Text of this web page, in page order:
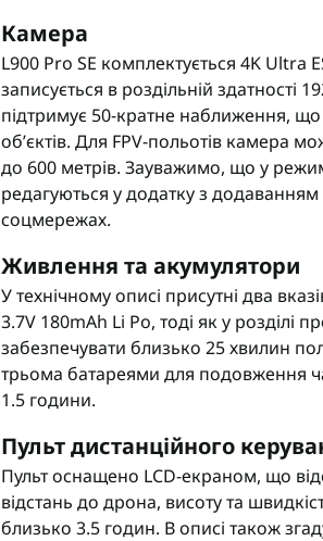
Камера
L900 Pro SE комплектується 4K Ultra
записується в роздільній здатності
підтримує 50-кратне наближення,
об’єктів. Для FPV-польотів камера
до 600 метрів. Зауважимо, що у
редагуються у додатку з додаванням
соцмережах.
Живлення та акумулятори
У технічному описі присутні два
3.7V 180mAh Li Po, тоді як у розділі
забезпечувати близько 25 хвилин
трьома батареями для подовження
1.5 години.
Пульт дистанційного
Пульт оснащено LCD-екраном, що
відстань до дрона, висоту та
близько 3.5 годин. В описі також